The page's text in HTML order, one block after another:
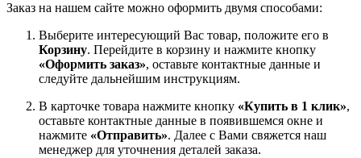
Заказ на нашем сайте можно оформить двумя способами:
Выберите интересующий Вас товар, положите его в
Корзину. Перейдите в корзину и нажмите кнопку
«Оформить заказ», оставьте контактные данные и
следуйте дальнейшим инструкциям.
В карточке товара нажмите кнопку «Купить в 1 клик»,
оставьте контактные данные в появившемся окне и
нажмите «Отправить». Далее с Вами свяжется наш
менеджер для уточнения деталей заказа.